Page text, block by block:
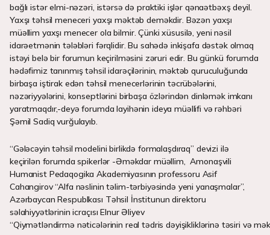
bağlı istər elmi-nəzəri, istərsə də praktiki işlər qənaətbəxş deyil.
Yaxşı təhsil meneceri yaxşı məktəb deməkdir. Bəzən yaxşı
müəllim yaxşı menecer ola bilmir. Çünki xüsusilə, yeni nəsil
idarəetmənin tələbləri fərqlidir. Bu sahədə inkişafa dəstək olmaq
istəyi belə bir forumun keçirilməsini zəruri edir. Bu günkü forumda
hədəfimiz tanınmış təhsil idarəçilərinin, məktəb quruculuğunda
birbaşa iştirak edən təhsil menecerlərinin təcrübələrini,
nəzəriyyələrini, konseptlərini birbaşa özlərindən dinləmək imkanı
yaratmaqdır,-deyə forumda layihənin ideya müəllifi və rəhbəri
Şəmil Sadiq vurğulayıb.
“Gələcəyin təhsil modelini birlikdə formalaşdıraq” devizi ilə
keçirilən forumda spikerlər -Əməkdar müəllim, Amonaşvili
Humanist Pedaqogika Akademiyasının professoru Asif
Cahangirov “Alfa nəslinin təlim-tərbiyəsində yeni yanaşmalar”,
Azərbaycan Respublkası Təhsil İnstitunun direktoru
səlahiyyətlərinin icraçısı Elnur Əliyev
“Qiymətləndirmə nəticələrinin real tədris dəyişikliklərinə təsiri və